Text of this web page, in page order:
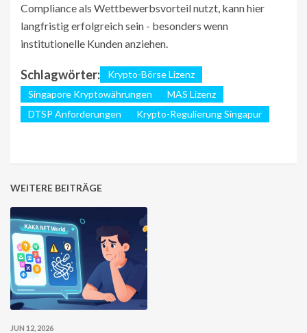
Compliance als Wettbewerbsvorteil nutzt, kann hier
langfristig erfolgreich sein - besonders wenn
institutionelle Kunden anziehen.
Schlagwörter:
Krypto-Börse Lizenz
Singapore Kryptowährungen
MAS Lizenz
DTSP Anforderungen
Krypto-Regulierung Singapur
WEITERE BEITRÄGE
JUN 12, 2026